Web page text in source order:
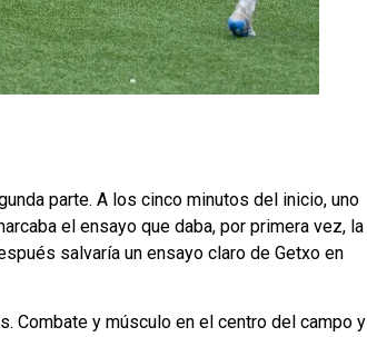
parte. A los cinco minutos del inicio, uno
el ensayo que daba, por primera vez, la
salvaría un ensayo claro de Getxo en
Combate y músculo en el centro del campo y